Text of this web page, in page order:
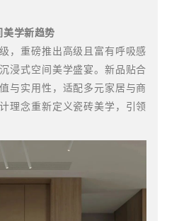
学新趋势
，重磅推出高级且富有呼吸感
浸式空间美学盛宴。新品贴合
与实用性，适配多元家居与商
理念重新定义瓷砖美学，引领